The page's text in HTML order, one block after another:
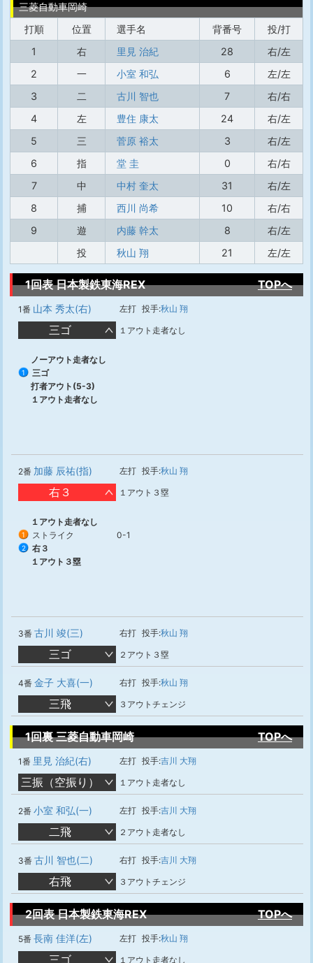
三菱自動車岡崎
打順
位置 選手名 背番号
投/打
1
右 里見 治紀 28
右/左
2
一 小室 和弘 6
左/左
3
二 古川 智也 7
右/右
4
左 豊住 康太 24
右/左
5
三 菅原 裕太 3
右/左
6
指 堂 圭 0
右/右
7
中 中村 奎太 31
右/左
8
捕 西川 尚希 10
右/右
9
遊 内藤 幹太 8
右/左
投
秋山 翔 21 左/左
1回表 日本製鉄東海REX TOPへ
1番 山本 秀太(右) 左打 投手:秋山 翔
三ゴ １アウト走者なし
ノーアウト走者なし
1
三ゴ
打者アウト(5-3)
１アウト走者なし
2番 加藤 辰祐(指) 左打 投手:秋山 翔
右３ １アウト３塁
１アウト走者なし
1 ストライク 0-1
2
右３
１アウト３塁
3番 古川 竣(三) 右打 投手:秋山 翔
三ゴ ２アウト３塁
4番 金子 大喜(一) 右打 投手:秋山 翔
三飛 ３アウトチェンジ
1回裏 三菱自動車岡崎 TOPへ
1番 里見 治紀(右) 左打 投手:吉川 大翔
三振（空振り） １アウト走者なし
2番 小室 和弘(一) 左打 投手:吉川 大翔
二飛 ２アウト走者なし
3番 古川 智也(二) 右打 投手:吉川 大翔
右飛 ３アウトチェンジ
2回表 日本製鉄東海REX TOPへ
5番 長南 佳洋(左) 左打 投手:秋山 翔
三ゴ １アウト走者なし